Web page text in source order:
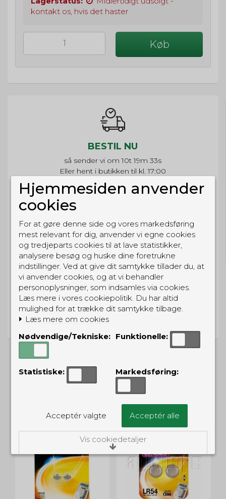
kontakt os, hvis det haster
Køb
BESTIL NU
så sender vi om10t 19m 33s
Eller hent i butikken til kl. 17:00
GRATIS LEVERING
Til pakkeboks ved køb for 399 kr.
Gratis hjemmelevering for 699 kr.
PRISGARANTI
Vi har prisgaranti på alle produkter
ALTERNATIVE PRODUKTER
Hjemmesiden anvender
cookies
For at gøre denne side og vores markedsføring
mest relevant for dig, anvender vi egne cookies
og tredjeparts cookies til at lave statistikker,
analysere besøg og huske dine foretrukne
indstillinger. Ved at give dit samtykke tillader du, at
vi anvender cookies, og at vi behandler
personoplysninger, som indsamles via cookies.
Læs mere i vores cookiepolitik. Du har altid
mulighed for at trække dit samtykke tilbage.
Læs mere om cookies
Nødvendige/Tekniske: Funktionelle:
Statistiske: Markedsføring:
Acceptér valgte Acceptér alle
Vis cookiedetaljer
Nødvendige/Tekniske
Tekniske cookies er nødvendige for, at langt
de fleste hjemmesider fungerer, som de
skal. Som navnet angiver, har de kun teknisk